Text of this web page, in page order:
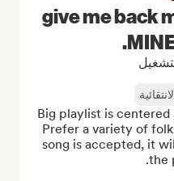
give me back
Big playlist is
Prefer a variety of
song is accepted, it